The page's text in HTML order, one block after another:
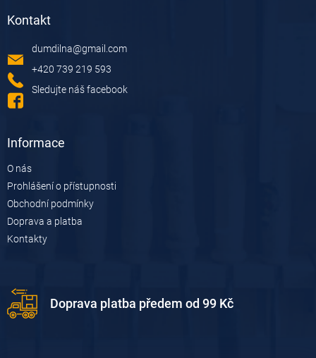
Kontakt
dumdilna@gmail.com
+420 739 219 593
Sledujte náš facebook
Informace
O nás
Prohlášení o přístupnosti
Obchodní podmínky
Doprava a platba
Kontakty
Doprava platba předem od 99 Kč